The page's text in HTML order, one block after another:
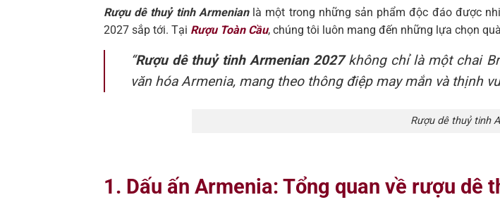
Rượu dê thuỷ tinh Armenianlà một trong những sản phẩm độc đáo được
2027 sắp tới. Tại Rượu Toàn Cầu, chúng tôi luôn mang đến những lựa chọn
“Rượu dê thuỷ tinh Armenian 2027không chỉ là một chai
văn hóa Armenia, mang theo thông điệp may mắn và thịnh
Rượu dê thuỷ tinh
1. Dấu ấn Armenia: Tổng quan về rượu dê